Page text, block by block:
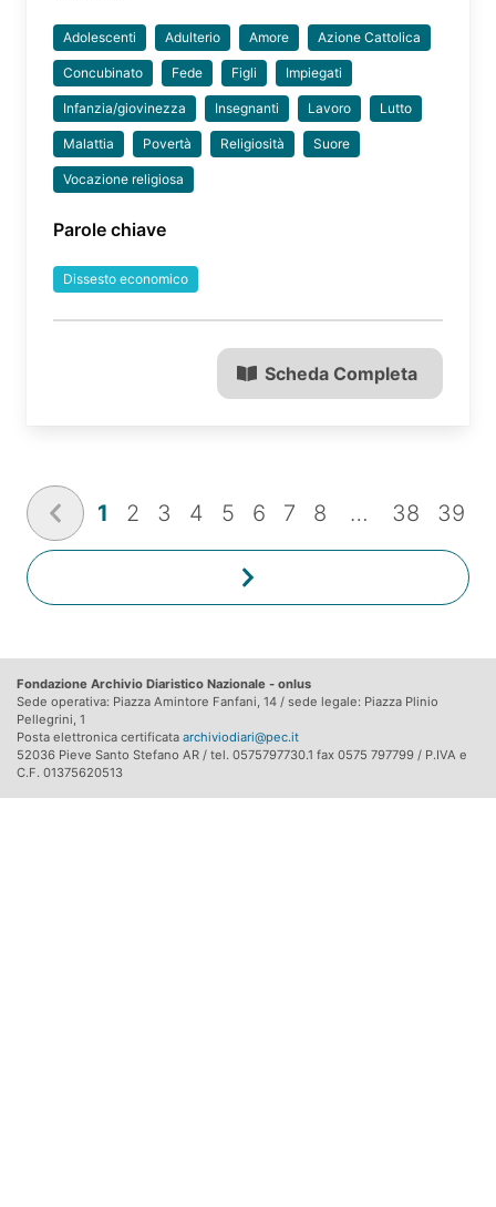
Adolescenti Adulterio Amore Azione Cattolica
Concubinato Fede Figli Impiegati
Infanzia/giovinezza Insegnanti Lavoro Lutto
Malattia Povertà Religiosità Suore
Vocazione religiosa
Parole chiave
Dissesto economico
Scheda Completa
1 2 3 4 5 6 7 8 … 38 39
Fondazione Archivio Diaristico Nazionale - onlus
Sede operativa: Piazza Amintore Fanfani, 14 / sede legale: Piazza Plinio
Pellegrini, 1
Posta elettronica certificata archiviodiari@pec.it
52036 Pieve Santo Stefano AR / tel. 0575797730.1 fax 0575 797799 / P.IVA e
C.F. 01375620513